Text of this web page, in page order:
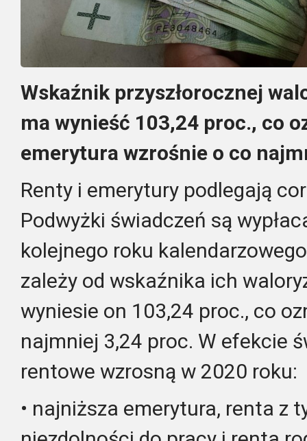
Wskaźnik przyszłorocznej
ma wynieść 103,24 proc., co
emerytura wzrośnie o co
Renty i emerytury podlegają
Podwyżki świadczeń są
kolejnego roku
zależy od wskaźnika ich
wyniesie on 103,24 proc., co
najmniej 3,24 proc. W efekcie
rentowe wzrosną w 2020 roku:
• najniższa emerytura, renta z